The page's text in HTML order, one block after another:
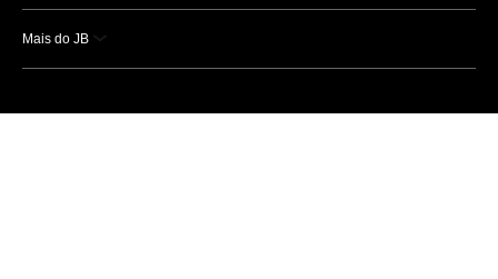
Mais do JB
Esportes